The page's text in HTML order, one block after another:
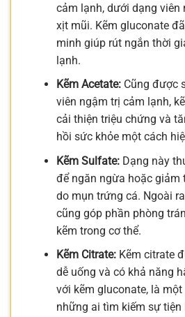
cảm lạnh, dưới dạng viên
xịt mũi. Kẽm gluconate
minh giúp rút ngắn thời
lạnh.
Kẽm Acetate:Cũng được
viên ngậm trị cảm lạnh,
cải thiện triệu chứng và
hồi sức khỏe một cách
Kẽm Sulfate:Dạng này
để ngăn ngừa hoặc giảm
do mụn trứng cá. Ngoài
cũng góp phần phòng
kẽm trong cơ thể.
Kẽm Citrate:Kẽm citrate
dễ uống và có khả năng
với kẽm gluconate, là
những ai tìm kiếm sự tiện